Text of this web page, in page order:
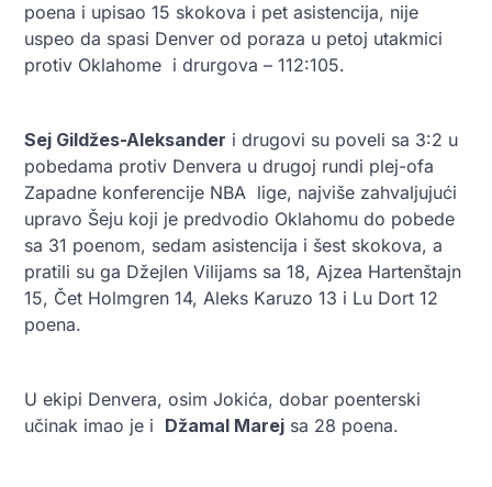
poena i upisao 15 skokova i pet asistencija, nije
uspeo da spasi Denver od poraza u petoj utakmici
protiv Oklahome i drurgova – 112:105.
Sej Gildžes-Aleksander i drugovi su poveli sa 3:2 u
pobedama protiv Denvera u drugoj rundi plej-ofa
Zapadne konferencije NBA lige, najviše zahvaljujući
upravo Šeju koji je predvodio Oklahomu do pobede
sa 31 poenom, sedam asistencija i šest skokova, a
pratili su ga Džejlen Vilijams sa 18, Ajzea Hartenštajn
15, Čet Holmgren 14, Aleks Karuzo 13 i Lu Dort 12
poena.
U ekipi Denvera, osim Jokića, dobar poenterski
učinak imao je i Džamal Marej sa 28 poena.